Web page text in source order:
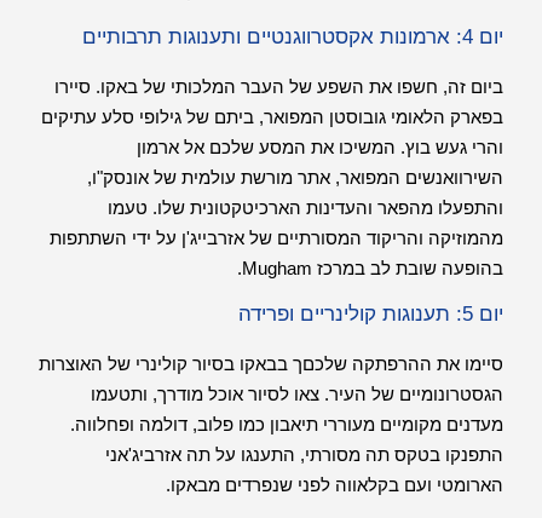
יום 4: ארמונות אקסטרווגנטיים ותענוגות תרבותיים
ביום זה, חשפו את השפע של העבר המלכותי של באקו. סיירו
בפארק הלאומי גובוסטן המפואר, ביתם של גילופי סלע עתיקים
והרי געש בוץ. המשיכו את המסע שלכם אל ארמון
השירוואנשים המפואר, אתר מורשת עולמית של אונסק"ו,
והתפעלו מהפאר והעדינות הארכיטקטונית שלו. טעמו
מהמוזיקה והריקוד המסורתיים של אזרבייג'ן על ידי השתתפות
בהופעה שובת לב במרכז Mugham.
יום 5: תענוגות קולינריים ופרידה
סיימו את ההרפתקה שלכםך בבאקו בסיור קולינרי של האוצרות
הגסטרונומיים של העיר. צאו לסיור אוכל מודרך, ותטעמו
מעדנים מקומיים מעוררי תיאבון כמו פלוב, דולמה ופחלווה.
התפנקו בטקס תה מסורתי, התענגו על תה אזרביג'אני
הארומטי ועם בקלאווה לפני שנפרדים מבאקו.